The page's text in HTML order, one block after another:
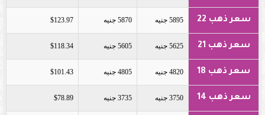
سعر ذهب 22 5895 جنيه 5870 جنيه $123.97
سعر ذهب 21 5625 جنيه 5605 جنيه $118.34
سعر ذهب 18 4820 جنيه 4805 جنيه $101.43
سعر ذهب 14 3750 جنيه 3735 جنيه $78.89